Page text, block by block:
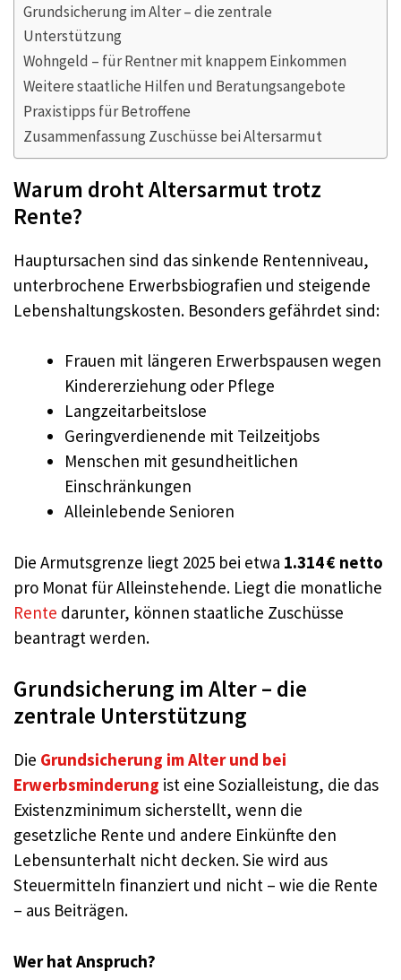
Grundsicherung im Alter – die zentrale
Unterstützung
Wohngeld – für Rentner mit knappem Einkommen
Weitere staatliche Hilfen und Beratungsangebote
Praxistipps für Betroffene
Zusammenfassung Zuschüsse bei Altersarmut
Warum droht Altersarmut trotz
Rente?
Hauptursachen sind das sinkende Rentenniveau,
unterbrochene Erwerbsbiografien und steigende
Lebenshaltungskosten. Besonders gefährdet sind:
Frauen mit längeren Erwerbspausen wegen
Kindererziehung oder Pflege
Langzeitarbeitslose
Geringverdienende mit Teilzeitjobs
Menschen mit gesundheitlichen
Einschränkungen
Alleinlebende Senioren
Die Armutsgrenze liegt 2025 bei etwa 1.314 € netto
pro Monat für Alleinstehende. Liegt die monatliche
Rente darunter, können staatliche Zuschüsse
beantragt werden.
Grundsicherung im Alter – die
zentrale Unterstützung
Die Grundsicherung im Alter und bei
Erwerbsminderung ist eine Sozialleistung, die das
Existenzminimum sicherstellt, wenn die
gesetzliche Rente und andere Einkünfte den
Lebensunterhalt nicht decken. Sie wird aus
Steuermitteln finanziert und nicht – wie die Rente
– aus Beiträgen.
Wer hat Anspruch?